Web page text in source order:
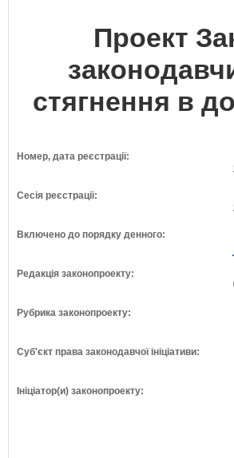
Проект
стягнення в
Номер, дата реєстрації:
Сесія реєстрації:
Включено до порядку денного:
Редакція законопроекту:
Рубрика законопроекту:
Суб'єкт права законодавчої ініціативи:
Ініціатор(и) законопроекту: